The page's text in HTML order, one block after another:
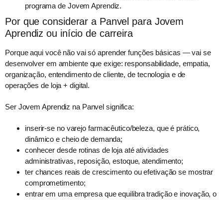
programa de Jovem Aprendiz.
Por que considerar a Panvel para Jovem
Aprendiz ou início de carreira
Porque aqui você não vai só aprender funções básicas — vai se
desenvolver em ambiente que exige: responsabilidade, empatia,
organização, entendimento de cliente, de tecnologia e de
operações de loja + digital.
Ser Jovem Aprendiz na Panvel significa:
inserir-se no varejo farmacêutico/beleza, que é prático,
dinâmico e cheio de demanda;
conhecer desde rotinas de loja até atividades
administrativas, reposição, estoque, atendimento;
ter chances reais de crescimento ou efetivação se mostrar
comprometimento;
entrar em uma empresa que equilibra tradição e inovação, o